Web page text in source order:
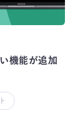
機能が追加